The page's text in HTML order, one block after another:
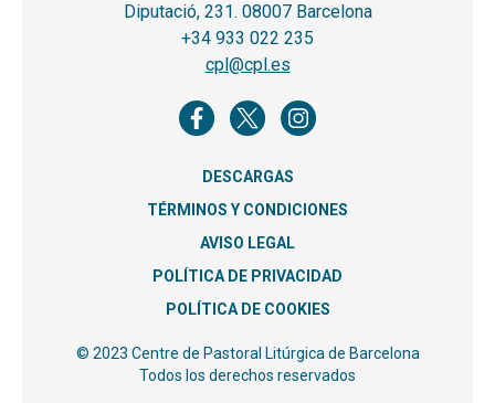
Diputació, 231. 08007 Barcelona
+34 933 022 235
cpl@cpl.es
DESCARGAS
TÉRMINOS Y CONDICIONES
AVISO LEGAL
POLÍTICA DE PRIVACIDAD
POLÍTICA DE COOKIES
© 2023 Centre de Pastoral Litúrgica de Barcelona
Todos los derechos reservados